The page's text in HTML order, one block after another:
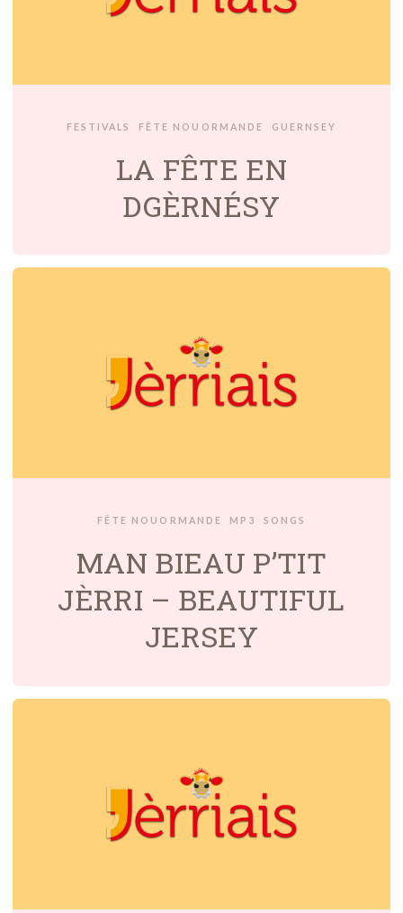
FESTIVALS FÊTE NOUORMANDE GUERNSEY
LA FÊTE EN
DGÈRNÉSY
FÊTE NOUORMANDE MP3 SONGS
MAN BIEAU P’TIT
JÈRRI – BEAUTIFUL
JERSEY